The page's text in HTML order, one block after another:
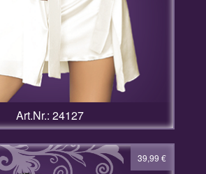
Art.Nr.: 24127
39,99 €